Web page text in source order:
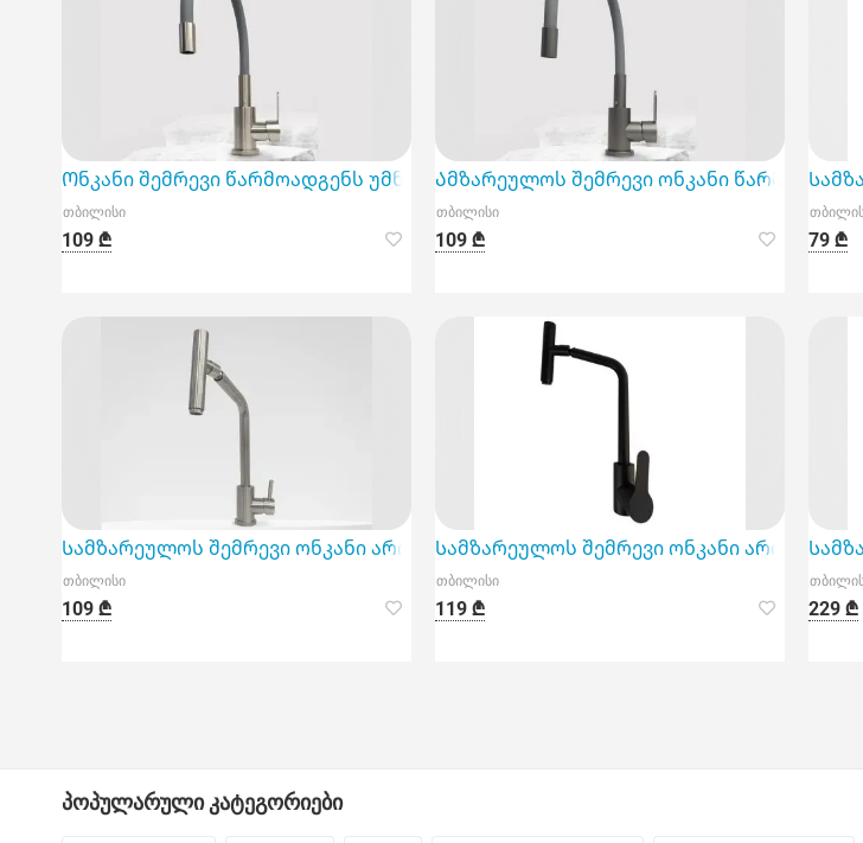
Ონკანი შემრევი წარმოადგენს უმნიშვნელოვანეს ნაწილს თქვენი სახლის ან
თბილისი
109 ₾
Ამზარეულოს შემრევი ონკანი
თბილისი
109 ₾ 79 ₾
Სამზარეულოს შემრევი ონკანი არის ფუნქციონალური და ელეგანტური
თბილისი
109 ₾
Სამზარეულოს შემრევი ონკანი არის
თბილისი
119 ₾ 229 ₾
პოპულარული კატეგორიები